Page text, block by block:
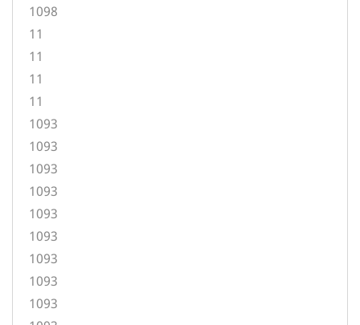
1098
11
11
11
11
1093
1093
1093
1093
1093
1093
1093
1093
1093